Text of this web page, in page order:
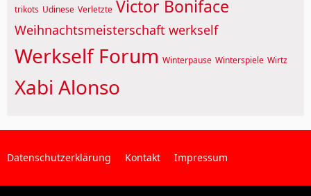
trikots Udinese Verletzte Victor Boniface
Weihnachtsmeisterschaft werkself
Werkself Forum Winterpause Winterspiele Wirtz
Xabi Alonso
Datenschutzerklärung Kontakt Impressum